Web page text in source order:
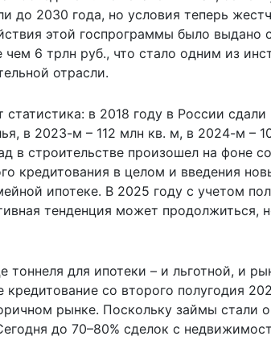
до 2030 года, но условия теперь
этой госпрограммы было выдано
чем 6 трлн руб., что стало одним из
отрасли.
в 2018 году в России сдали
в 2023-м – 112 млн кв. м, в 2024-м –
в строительстве произошел на фоне
кредитования в целом и введения
ипотеке. В 2025 году с учетом
тенденция может продолжиться,
тоннеля для ипотеки – и льготной, и
со второго полугодия
рынке. Поскольку займы стали
до 70–80% сделок с